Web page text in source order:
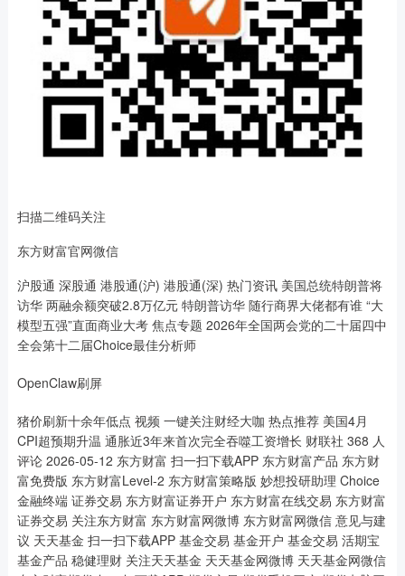
扫描二维码关注
东方财富官网微信
沪股通 深股通 港股通(沪) 港股通(深) 热门资讯 美国总统特朗普将
访华 两融余额突破2.8万亿元 特朗普访华 随行商界大佬都有谁 “大
模型五强”直面商业大考 焦点专题 2026年全国两会党的二十届四中
全会第十二届Choice最佳分析师
OpenClaw刷屏
猪价刷新十余年低点 视频 一键关注财经大咖 热点推荐 美国4月
CPI超预期升温 通胀近3年来首次完全吞噬工资增长 财联社 368 人
评论 2026-05-12 东方财富 扫一扫下载APP 东方财富产品 东方财
富免费版 东方财富Level-2 东方财富策略版 妙想投研助理 Choice
金融终端 证券交易 东方财富证券开户 东方财富在线交易 东方财富
证券交易 关注东方财富 东方财富网微博 东方财富网微信 意见与建
议 天天基金 扫一扫下载APP 基金交易 基金开户 基金交易 活期宝
基金产品 稳健理财 关注天天基金 天天基金网微博 天天基金网微信